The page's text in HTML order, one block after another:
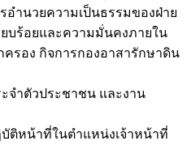
อำนวยความเป็นธรรมของฝ่าย
บร้อยและความมั่นคงภายใน
รอง กิจการกองอาสารักษาดิน
จำตัวประชาชน และงาน
ติหน้าที่ในตำแหน่งเจ้าหน้าที่